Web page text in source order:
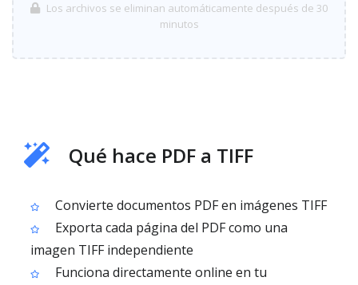
Los archivos se eliminan automáticamente después de 30
minutos
Qué hace PDF a TIFF
Convierte documentos PDF en imágenes TIFF
Exporta cada página del PDF como una
imagen TIFF independiente
Funciona directamente online en tu